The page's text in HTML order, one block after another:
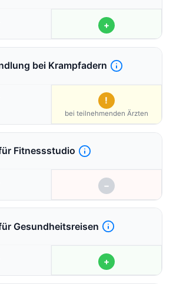
+
bei Krampfadern
!
bei teilnehmenden Ärzten
Fitnessstudio
−
Gesundheitsreisen
+